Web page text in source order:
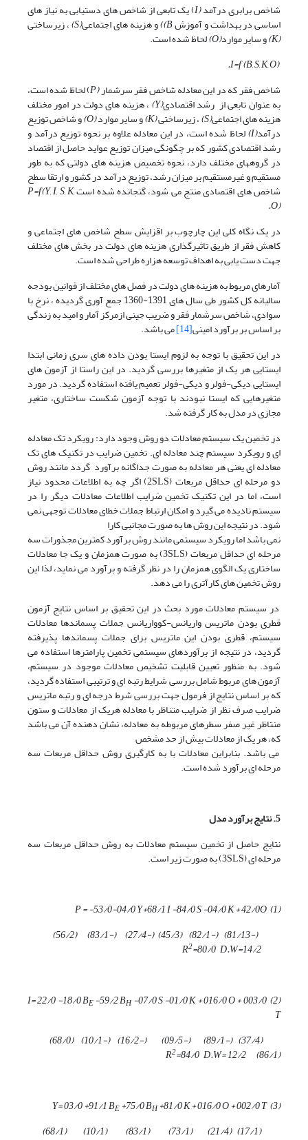
شاخص برابری درآمد(I ) یک تابعی از شاخص های دستیابی به نیاز های
اساسی در بهداشت و آموزشB)
)و هزینه های اجتماعی(S) ، زیرساختی
(K) و سایر موارد(O)
لحاظ شده است.
I=f (B, S, K, O).
شاخص فقر که در این معادله شاخص فقر سرشمار(P ) لحاظ شده است،
به عنوان تابعی از رشد اقتصادی(Y) ، هزینه های دولت در امور مختلف
هزینه های اجتماعی(S) ، زیرساختی(K) و سایر موارد(O) و شاخص توزیع
درآمد(I) لحاظ شده است، در این معادله علاوه بر نحوه توزیع درآمد و
رشد اقتصادی کشور که بر چگونگی میزان توزیع عواید حاصل از اقتصاد
در گروههای مختلف دارد، نحوه تخصیص هزینه های دولتی که به طور
مستقیم و غیرمستقیم بر میزان رشد، توزیع درآمد در کشور و ارتقا سطح
شاخص های اقتصادی منتج می شود، گنجانده شده استP=f(Y, I, S, K,
O).
در یک نگاه کلی این چارچوب بر اقزایش سطح شاخص های اجتماعی و
کاهش فقر از طریق تاثیرگذاری هزینه های دولت در بخش های مختلف
جهت دست یابی به اهداف توسعه هزاره طراحی شده است.
آمارهای مربوط به هزینه های دولت در فصل های مختلف از قوانین بودجه
سالیانه کل کشور طی سال های 1391-1360 جمع آوری گردیده ، نرخ با
سوادی، شاخص سرشمار فقر و ضریب جینی ازمرکز آمار و امید به زندگی
بر اساس بر برآورد امینی[14]
می باشد.
در این تحقیق با توجه به لزوم ایستا بودن داده های سری زمانی ابتدا
ایستایی هر یک از متغیرها بررسی گردید. در این راستا از آزمون های
ایستایی دیکی-فولر و دیکی-فولر تعمیم یافته استفاده گردید. در مورد
متغیرهایی که ایستا نبودند با توجه آزمون شکست ساختاری، متغیر
مجازی در مدل به کار گرفته شد.
در تخمین یک سیستم معادلات دو روش وجود دارد: رویکرد تک معادله
ای و رویکرد سیستم چند معادله ای. تخمین ضرایب در تکنیک های تک
معادله ای یعنی هر معادله به صورت جداگانه برآورد گردد مانند روش
دو مرحله ای حداقل مربعات (2SLS) اگر چه به اطلاعات محدود نیاز
است، اما در این تکنیک تخمین ضرایب اطلاعات معادلات دیگر را در
سیستم نادیده می گیرد و امکان ارتباط جملات خطای معادلات توجهی نمی
شود. در نتیجه این روش ها به صورت مجانبی کارا
نمی باشد اما رویکرد سیستمی مانند روش برآورد کمترین مجذورات سه
مرحله ای حداقل مربعات (3SLS) به صورت همزمان و یک جا معادلات
ساختاری یک الگوی همزمان را در نظر گرفته و برآورد می نماید، لذا این
روش تخمین های کارآتری را می دهد.
در سیستم معادلات مورد بحث در این تحقیق بر اساس نتایج آزمون
قطری بودن ماتریس واریانس-کوواریانس جملات پسماندها معادلات
سیستم، قطری بودن این ماتریس برای جملات پسماندها پذیرفته
گردید، در نتیجه از برآوردهای سیستمی تخمین پارامترها استفاده می
شود. به منظور تعیین قابلیت تشخیص معادلات موجود در سیستم،
آزمون های مربوط شامل بررسی شرایط رتبه ای و ترتیبی استفاده گردید،
که بر اساس نتایج از فرمول جهت بررسی شرط درجه ای و رتبه ماتریس
ضرایب صرف نظر از ضرایب متناظر با معادله هریک از معادلات و ستون
منتاظر غیر صفر سطرهای مربوطه به معادله، نشان دهنده آن می باشد
که، هر یک از معادلات بیش از حد مشخص
می باشد. بنابراین معادلات با به کارگیری روش حداقل مربعات سه
مرحله ای برآورد شده است.
5. نتایج برآورد مدل
نتایج حاصل از تخمین سیستم معادلات به روش حداقل مربعات سه
مرحله ای (3SLS) به صورت زیر است.
(
1
) P = -
53/0-04/0Y+68/1I -84/0S -04/0K +42/0O
(-
81/13
) (-
82/1
) (
45/3
)
(-
27/4
) (-
83/1
) (
56/2
)
2=80/0 D.W=14/2
(
2
) I=
22/0-18/0BE-59/2BH-07/0S -01/0K +016/0O +003/0
T
(
37/4
) (-
89/1
) (-
09/5
) (-
16/2
) (-
10/1
) (
68/0
)
(
86/1
)
R2=84/0 D.W=12/2
(
3
) Y=
03/0+91/1BE +75/0BH+81/0K +016/0O +002/0T
(
17/1
) (
21/4
) (
73/1
)
(
83/1
) (
10/1
) (
68/1
)